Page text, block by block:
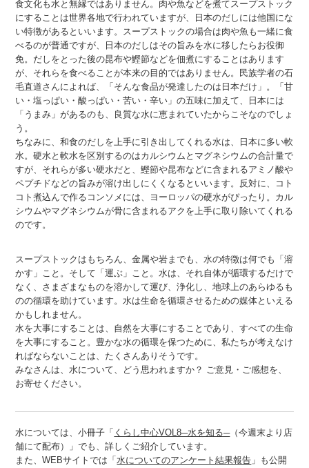
食文化も水と無縁ではありません。肉や魚などを煮てスープストック
にすることは世界各地で行われていますが、日本のだしには他国にな
い特徴があるといいます。スープストックの場合は肉や魚も一緒に食
べるのが普通ですが、日本のだしはその旨みを水に移したらお役御
免。だしをとった後の昆布や鰹節などを佃煮にすることはあります
が、それらを食べることが本来の目的ではありません。民族学者の石
毛直道さんによれば、「そんな食品が発達したのは日本だけ」。「甘
い・塩っぱい・酸っぱい・苦い・辛い」の五味に加えて、日本には
「うまみ」があるのも、良質な水に恵まれていたからこそなのでしょ
う。
ちなみに、和食のだしを上手に引き出してくれる水は、日本に多い軟
水。硬水と軟水を区別するのはカルシウムとマグネシウムの合計量で
すが、それらが多い硬水だと、鰹節や昆布などに含まれるアミノ酸や
ペプチドなどの旨みが溶け出しにくくなるといいます。反対に、コト
コト煮込んで作るコンソメには、ヨーロッパの硬水がぴったり。カル
シウムやマグネシウムが骨に含まれるアクを上手に取り除いてくれる
のです。
スープストックはもちろん、金属や岩までも、水の特徴は何でも「溶
かす」こと。そして「運ぶ」こと。水は、それ自体が循環するだけで
なく、さまざまなものを溶かして運び、浄化し、地球上のあらゆるも
のの循環を助けています。水は生命を循環させるための媒体といえる
かもしれません。
水を大事にすることは、自然を大事にすることであり、すべての生命
を大事にすること。豊かな水の循環を保つために、私たちが考えなけ
ればならないことは、たくさんありそうです。
みなさんは、水について、どう思われますか？ ご意見・ご感想を、
お寄せください。
水については、小冊子「 くらし中心VOL8─水を知る─（今週末より店
舗にて配布）」でも、詳しくご紹介しています。
また、WEBサイトでは「水についてのアンケート結果報告 」も公開